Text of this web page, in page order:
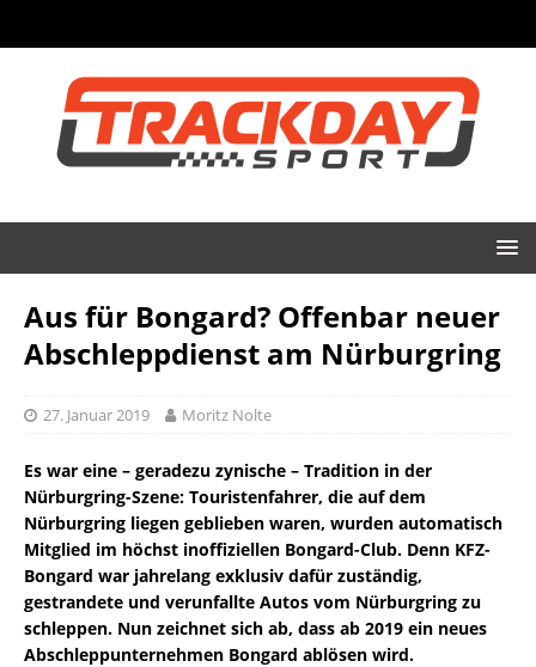
Aus für Bongard? Offenbar neuer
Abschleppdienst am Nürburgring
27. Januar 2019 Moritz Nolte
Es war eine – geradezu zynische – Tradition in der
Nürburgring-Szene: Touristenfahrer, die auf dem
Nürburgring liegen geblieben waren, wurden automatisch
Mitglied im höchst inoffiziellen Bongard-Club. Denn KFZ-
Bongard war jahrelang exklusiv dafür zuständig,
gestrandete und verunfallte Autos vom Nürburgring zu
schleppen. Nun zeichnet sich ab, dass ab 2019 ein neues
Abschleppunternehmen Bongard ablösen wird.